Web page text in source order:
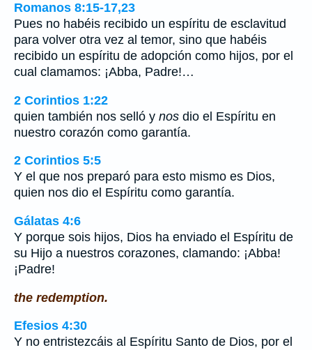
Romanos 8:15-17,23
Pues no habéis recibido un espíritu de esclavitud
para volver otra vez al temor, sino que habéis
recibido un espíritu de adopción como hijos, por el
cual clamamos: ¡Abba, Padre!…
2 Corintios 1:22
quien también nos selló y nos dio el Espíritu en
nuestro corazón como garantía.
2 Corintios 5:5
Y el que nos preparó para esto mismo es Dios,
quien nos dio el Espíritu como garantía.
Gálatas 4:6
Y porque sois hijos, Dios ha enviado el Espíritu de
su Hijo a nuestros corazones, clamando: ¡Abba!
¡Padre!
the redemption.
Efesios 4:30
Y no entristezcáis al Espíritu Santo de Dios, por el